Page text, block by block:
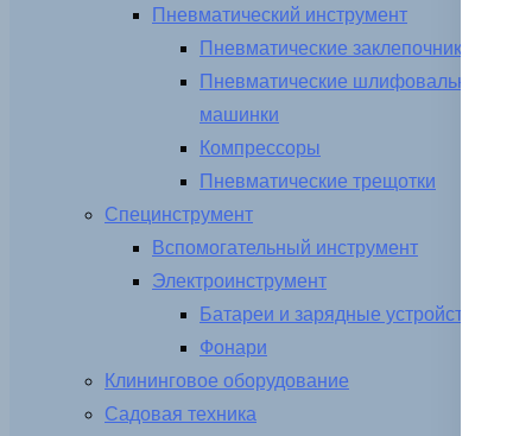
Пневматический инструмент
Пневматические заклепочники
Пневматические шлифовальные
машинки
Компрессоры
Пневматические трещотки
Специнструмент
Вспомогательный инструмент
Электроинструмент
Батареи и зарядные устройства
Фонари
Клининговое оборудование
Садовая техника